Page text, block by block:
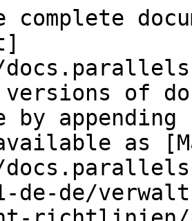
complete
versions of
by
as
de-de/